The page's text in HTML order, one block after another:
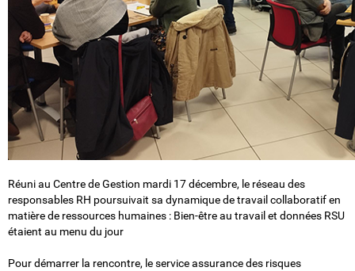
Réuni au Centre de Gestion mardi 17 décembre, le réseau des
responsables RH poursuivait sa dynamique de travail collaboratif en
matière de ressources humaines : Bien-être au travail et données RSU
étaient au menu du jour
Pour démarrer la rencontre, le service assurance des risques